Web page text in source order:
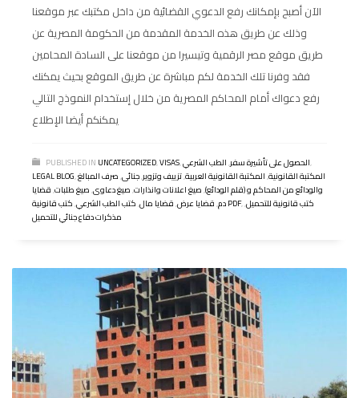
الآن أصبح بإمكانك رفع الدعوي القضائية من داخل مكتبك عبر موقعنا
وذلك عن طريق هذه الخدمة المقدمة من الحكومة المصرية عن
طريق موقع مصر الرقمية وتيسيرا من موقعنا على السادة المحامين
فقد وفرنا تلك الخدمة لكم مباشرة عن طريق الموقع بحيث يمكنك
رفع دعواك أمام المحاكم المصرية من خلال إستخدام النموذج التالي
يمكنكم أيضا الإطلاع
PUBLISHED IN UNCATEGORIZED,VISAS, الحصول على تأشيرة سفر,الطب الشرعي
,
LEGAL BLOG, المكتبة القانونية,المكتبة القانونية العربية,تزييف وتزوير,جنائى,صرف المبالغ
والودائع من المحاكم و (قلم الودائع),صيغ اعلانات وانذارات,صيغ دعاوى,صيغ طلبات,قضايا
دم,قضايا عرض,قضايا مال,كتب الطب الشرعي, كتب قانونية PDF, كتب قانونية للتحميل,
مذكرات دفاع جنائي للتحميل